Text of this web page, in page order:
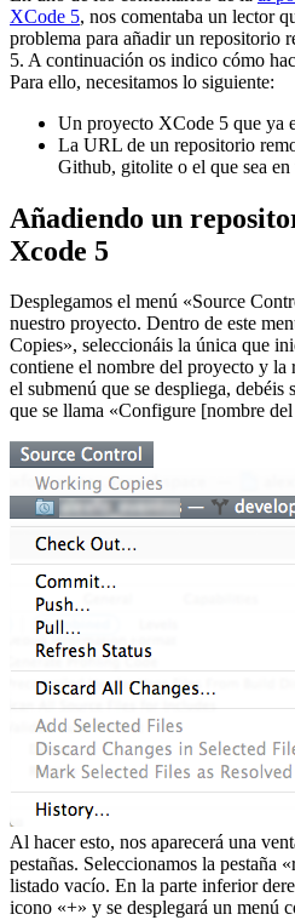
XCode 5, nos comentaba un lector
problema para añadir un repositorio
5. A continuación os indico cómo
Para ello, necesitamos lo siguiente:
Un proyecto XCode 5 que ya
La URL de un repositorio
Github, gitolite o el que sea en
Añadiendo un
Xcode 5
Desplegamos el menú «Source
nuestro proyecto. Dentro de este
Copies», seleccionáis la única que
contiene el nombre del proyecto y la
el submenú que se despliega,
que se llama «Configure [nombre
Al hacer esto, nos aparecerá una
pestañas. Seleccionamos la pestaña
listado vacío. En la parte inferior
icono «+» y se desplegará un menú